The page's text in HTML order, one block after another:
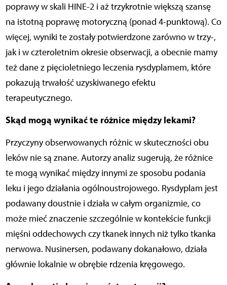
poprawy w skali HINE-2 i aż trzykrotnie większą szansę
na istotną poprawę motoryczną (ponad 4-punktową). Co
więcej, wyniki te zostały potwierdzone zarówno w trzy-,
jak i w czteroletnim okresie obserwacji, a obecnie mamy
też dane z pięcioletniego leczenia rysdyplamem, które
pokazują trwałość uzyskiwanego efektu
terapeutycznego.
Skąd mogą wynikać te różnice między lekami?
Przyczyny obserwowanych różnic w skuteczności obu
leków nie są znane. Autorzy analiz sugerują, że różnice
te mogą wynikać między innymi ze sposobu podania
leku i jego działania ogólnoustrojowego. Rysdyplam jest
podawany doustnie i działa w całym organizmie, co
może mieć znaczenie szczególnie w kontekście funkcji
mięśni oddechowych czy tkanek innych niż tylko tkanka
nerwowa. Nusinersen, podawany dokanałowo, działa
głównie lokalnie w obrębie rdzenia kręgowego.